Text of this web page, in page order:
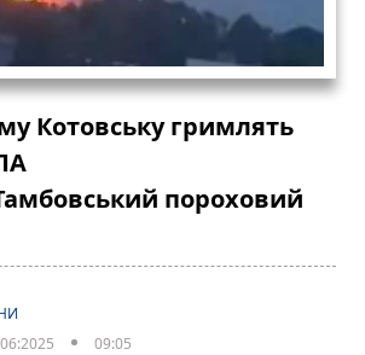
Котовську гримлять
пороховий
09:05